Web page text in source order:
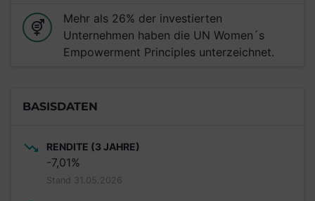
Mehr als 26% der investierten
Unternehmen haben die UN Women´s
Empowerment Principles unterzeichnet.
BASISDATEN
RENDITE (3 JAHRE)
-7,01%
Stand 31.05.2026